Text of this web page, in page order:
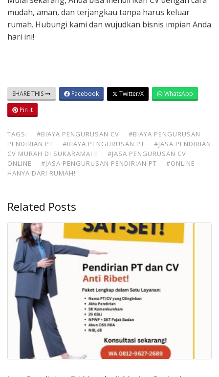
mudah, aman, dan terjangkau tanpa harus keluar
rumah. Hubungi kami dan wujudkan bisnis impian Anda
hari ini!
SHARE THIS Facebook Twitter/X
WhatsApp
Pin It
TAGS: #BIAYA PENGURUSAN CV
#BIAYA PENGURUSAN
PENDIRIAN PT
#BIAYA PENGURUSAN PT
#JASA PENDIRIAN
CV MURAH DI SUKARAMAI II
#JASA PENGURUSAN CV
ONLINE
#JASA PENGURUSAN PENDIRIAN PT
#ONLINE
HANYA DARI RUMAH!
Related Posts